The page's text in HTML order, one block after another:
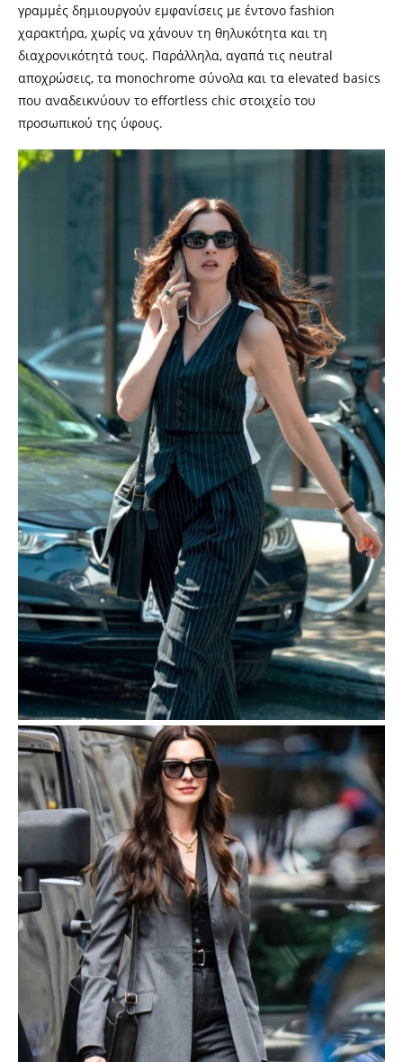
γραμμές δημιουργούν εμφανίσεις με έντονο fashion
χαρακτήρα, χωρίς να χάνουν τη θηλυκότητα και τη
διαχρονικότητά τους. Παράλληλα, αγαπά τις neutral
αποχρώσεις, τα monochrome σύνολα και τα elevated basics
που αναδεικνύουν το effortless chic στοιχείο του
προσωπικού της ύφους.